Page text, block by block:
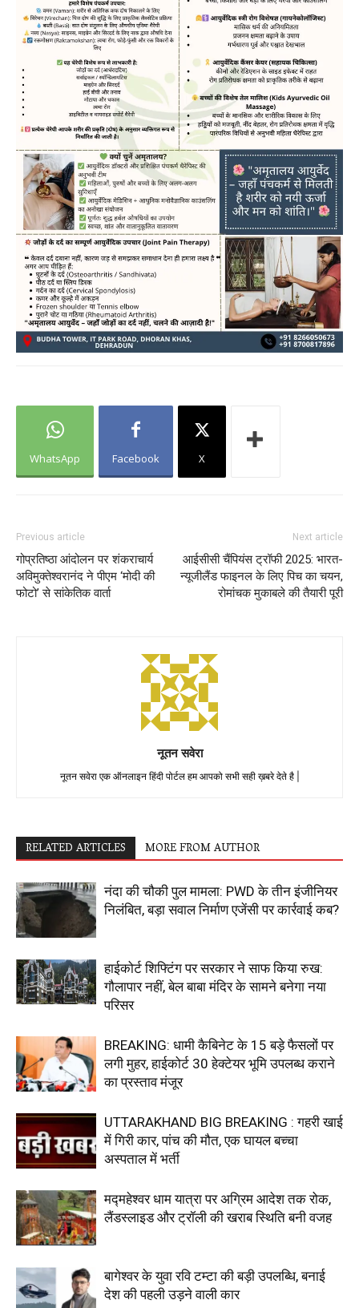
WhatsApp Facebook X
Previous article
गोप्रतिष्ठा आंदोलन पर शंकराचार्य
अविमुक्तेश्वरानंद ने पीएम ‘मोदी की
फोटो’ से सांकेतिक वार्ता
Next article
आईसीसी चैंपियंस ट्रॉफी 2025: भारत-
न्यूजीलैंड फाइनल के लिए पिच का चयन,
रोमांचक मुकाबले की तैयारी पूरी
नूतन सवेरा
नूतन सवेरा एक ऑनलाइन हिंदी पोर्टल हम आपको सभी सही ख़बरे देते है |
RELATED ARTICLES MORE FROM AUTHOR
नंदा की चौकी पुल मामला: PWD के तीन इंजीनियर
निलंबित, बड़ा सवाल निर्माण एजेंसी पर कार्रवाई कब?
हाईकोर्ट शिफ्टिंग पर सरकार ने साफ किया रुख:
गौलापार नहीं, बेल बाबा मंदिर के सामने बनेगा नया
परिसर
BREAKING: धामी कैबिनेट के 15 बड़े फैसलों पर
लगी मुहर, हाईकोर्ट 30 हेक्टेयर भूमि उपलब्ध कराने
का प्रस्ताव मंजूर
UTTARAKHAND BIG BREAKING : गहरी खाई
में गिरी कार, पांच की मौत, एक घायल बच्चा
अस्पताल में भर्ती
मद्महेश्वर धाम यात्रा पर अग्रिम आदेश तक रोक,
लैंडस्लाइड और ट्रॉली की खराब स्थिति बनी वजह
बागेश्वर के युवा रवि टम्टा की बड़ी उपलब्धि, बनाई
देश की पहली उड़ने वाली कार